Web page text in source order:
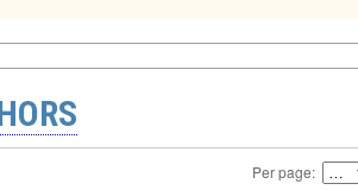
Per page: